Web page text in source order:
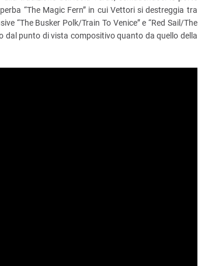
“The Magic Fern” in cui Vettori si destreggia tra
“The Busker Polk/Train To Venice” e “Red Sail/The
dal punto di vista compositivo quanto da quello della